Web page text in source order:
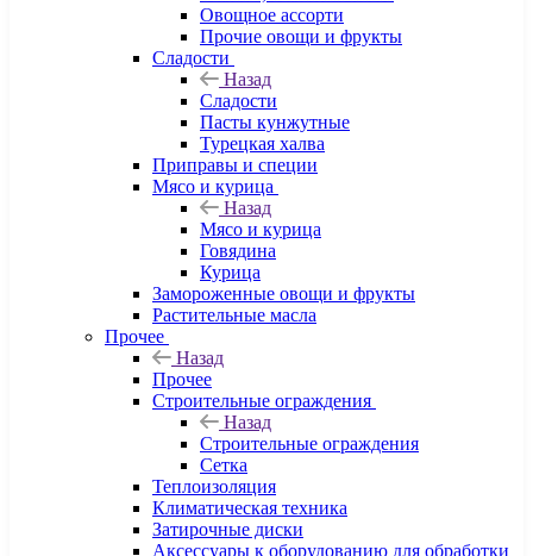
Овощное ассорти
Прочие овощи и фрукты
Сладости
Назад
Сладости
Пасты кунжутные
Турецкая халва
Приправы и специи
Мясо и курица
Назад
Мясо и курица
Говядина
Курица
Замороженные овощи и фрукты
Растительные масла
Прочее
Назад
Прочее
Строительные ограждения
Назад
Строительные ограждения
Сетка
Теплоизоляция
Климатическая техника
Затирочные диски
Аксессуары к оборудованию для обработки